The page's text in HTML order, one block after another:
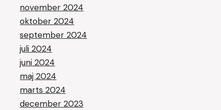
november 2024
oktober 2024
september 2024
juli 2024
juni 2024
maj 2024
marts 2024
december 2023